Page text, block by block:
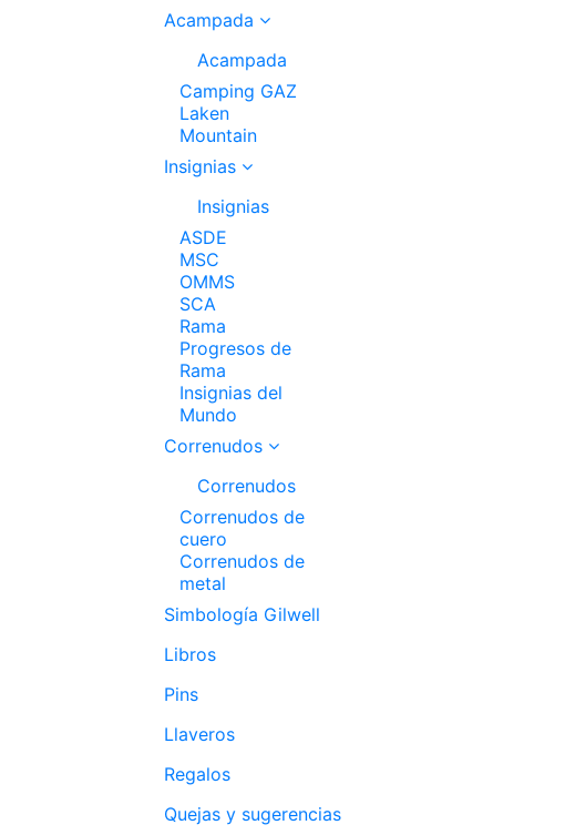
Acampada
Acampada
Camping GAZ
Laken
Mountain
Insignias
Insignias
ASDE
MSC
OMMS
SCA
Rama
Progresos de
Rama
Insignias del
Mundo
Correnudos
Correnudos
Correnudos de
cuero
Correnudos de
metal
Simbología Gilwell
Libros
Pins
Llaveros
Regalos
Quejas y sugerencias